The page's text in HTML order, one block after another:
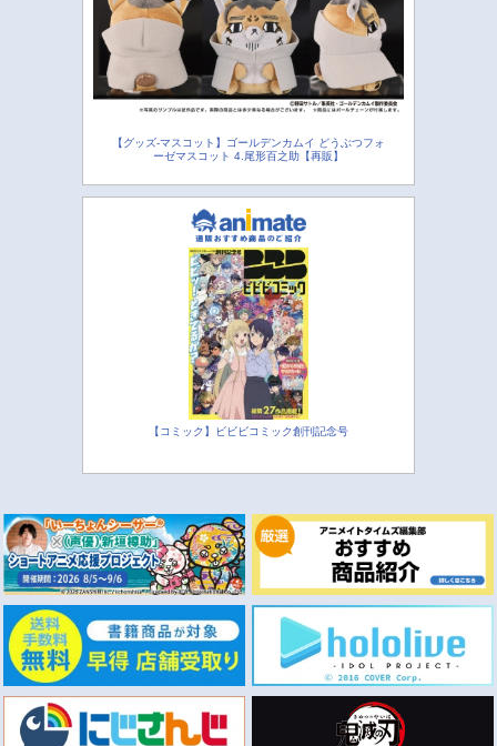
【グッズ-マスコット】ゴールデンカムイ どうぶつフォ
ーゼマスコット 4.尾形百之助【再販】
【コミック】ビビビコミック創刊記念号